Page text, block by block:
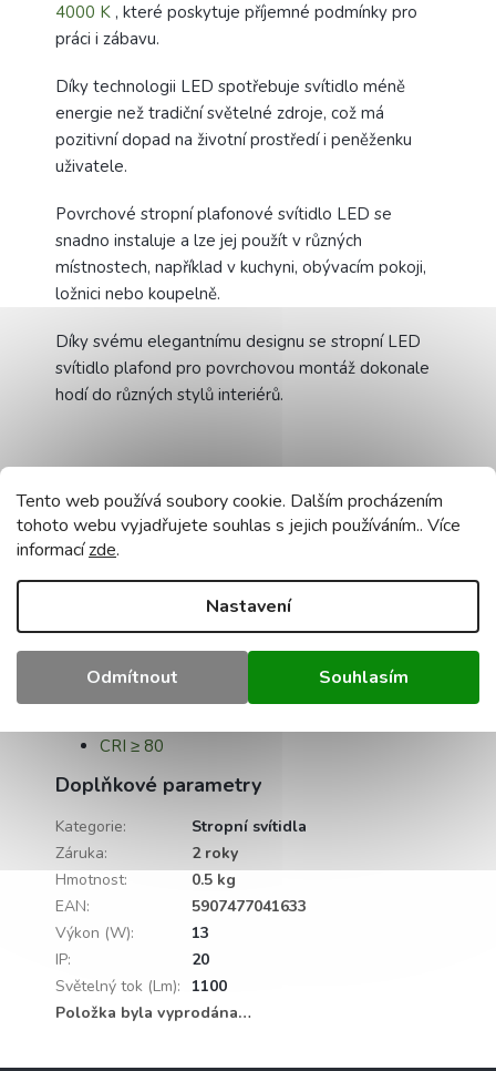
Tento web používá soubory cookie. Dalším procházením
tohoto webu vyjadřujete souhlas s jejich používáním.. Více
informacízde.
Nastavení
Odmítnout Souhlasím
4000 K , které poskytuje příjemné podmínky pro
práci i zábavu.
Díky technologii LED spotřebuje svítidlo méně
energie než tradiční světelné zdroje, což má
pozitivní dopad na životní prostředí i peněženku
uživatele.
Povrchové stropní plafonové svítidlo LED se
snadno instaluje a lze jej použít v různých
místnostech, například v kuchyni, obývacím pokoji,
ložnici nebo koupelně.
Díky svému elegantnímu designu se stropní LED
svítidlo plafond pro povrchovou montáž dokonale
hodí do různých stylů interiérů.
Technické údaje:
Příkon -13 W
Barva -
Světelný tok -1100 lm
IP20
Zdroj světla -vestavěný
Stínidlo - mléčné
CRI ≥ 80
Doplňkové parametry
Kategorie:
Stropní svítidla
Záruka:
2 roky
Hmotnost:
0.5 kg
EAN:
5907477041633
Výkon (W):
13
IP:
20
Světelný tok (Lm):
1100
Položka byla vyprodána…